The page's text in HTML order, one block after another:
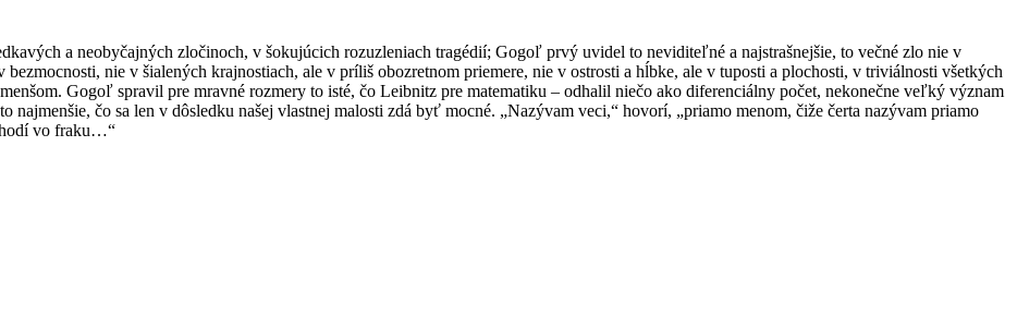
a neobyčajných zločinoch, v šokujúcich rozuzleniach tragédií; Gogoľ prvý uvidel to neviditeľné a najstrašnejšie, to večné zlo nie v
nie v šialených krajnostiach, ale v príliš obozretnom priemere, nie v ostrosti a hĺbke, ale v tuposti a plochosti, v triviálnosti všetkých
Gogoľ spravil pre mravné rozmery to isté, čo Leibnitz pre matematiku – odhalil niečo ako diferenciálny počet, nekonečne veľký význam
najmenšie, čo sa len v dôsledku našej vlastnej malosti zdá byť mocné. „Nazývam veci,“ hovorí, „priamo menom, čiže čerta nazývam priamo
vo fraku…“